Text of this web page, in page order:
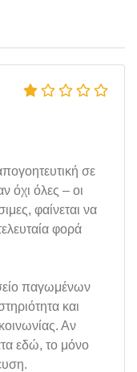
σε
όχι όλες – οι
φαίνεται να
φορά
παγωμένων
και
Αν
εδώ, το μόνο